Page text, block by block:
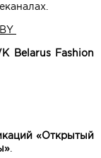
Belarus Fashion
«Открытый